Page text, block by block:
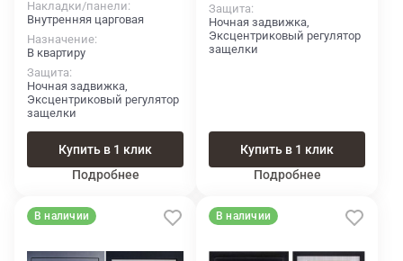
Накладки/панели
Внутренняя царговая
Назначение
В квартиру
Защита
Ночная задвижка,
Эксцентриковый регулятор
защелки
Купить в 1 клик
Подробнее
Защита
Ночная задвижка,
Эксцентриковый регулятор
защелки
Купить в 1 клик
Подробнее
В наличии В наличии